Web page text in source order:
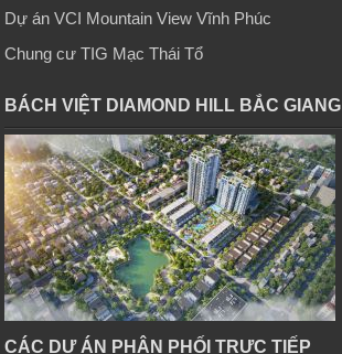
Dự án VCI Mountain View Vĩnh Phúc
Chung cư TIG Mạc Thái Tổ
BÁCH VIỆT DIAMOND HILL BẮC GIANG
CÁC DỰ ÁN PHÂN PHỐI TRỰC TIẾP